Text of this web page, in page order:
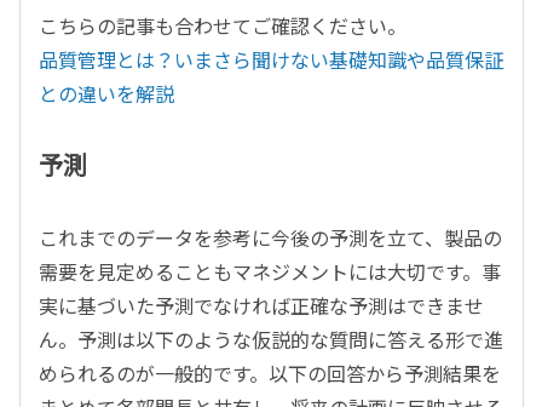
こちらの記事も合わせてご確認ください。
品質管理とは？いまさら聞けない基礎知識や品質保証
との違いを解説
予測
これまでのデータを参考に今後の予測を立て、製品の
需要を見定めることもマネジメントには大切です。事
実に基づいた予測でなければ正確な予測はできませ
ん。予測は以下のような仮説的な質問に答える形で進
められるのが一般的です。以下の回答から予測結果を